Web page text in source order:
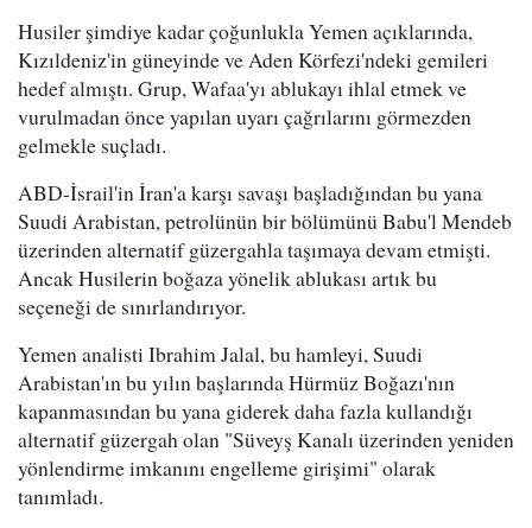
Husiler şimdiye kadar çoğunlukla Yemen açıklarında,
Kızıldeniz'in güneyinde ve Aden Körfezi'ndeki gemileri
hedef almıştı. Grup, Wafaa'yı ablukayı ihlal etmek ve
vurulmadan önce yapılan uyarı çağrılarını görmezden
gelmekle suçladı.
ABD-İsrail'in İran'a karşı savaşı başladığından bu yana
Suudi Arabistan, petrolünün bir bölümünü Babu'l Mendeb
üzerinden alternatif güzergahla taşımaya devam etmişti.
Ancak Husilerin boğaza yönelik ablukası artık bu
seçeneği de sınırlandırıyor.
Yemen analisti Ibrahim Jalal, bu hamleyi, Suudi
Arabistan'ın bu yılın başlarında Hürmüz Boğazı'nın
kapanmasından bu yana giderek daha fazla kullandığı
alternatif güzergah olan "Süveyş Kanalı üzerinden yeniden
yönlendirme imkanını engelleme girişimi" olarak
tanımladı.